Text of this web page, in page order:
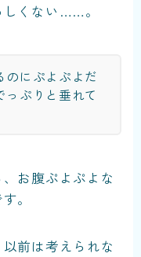
しくない……。
のにぷよぷよだ
っぷりと垂れて
お腹ぷよぷよな
。
前は考えられな